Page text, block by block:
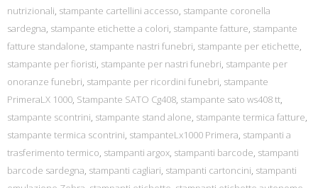
nutrizionali, stampante cartellini accesso, stampante coronella
sardegna, stampante etichette a colori, stampante fatture, stampante
fatture standalone, stampante nastri funebri, stampante per etichette,
stampante per fioristi, stampante per nastri funebri, stampante per
onoranze funebri, stampante per ricordini funebri, stampante
PrimeraLX 1000, Stampante SATO Cg408, stampante sato ws408 tt,
stampante scontrini, stampante stand alone, stampante termica fatture,
stampante termica scontrini, stampanteLx1000 Primera, stampanti a
trasferimento termico, stampanti argox, stampanti barcode, stampanti
barcode sardegna, stampanti cagliari, stampanti cartoncini, stampanti